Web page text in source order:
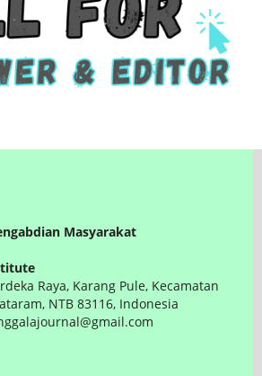
Masyarakat
Raya, Karang Pule, Kecamatan
NTB 83116, Indonesia